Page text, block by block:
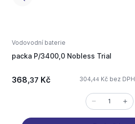
Vodovodní baterie
packa P/3400,0 Nobless Trial
368,37 Kč 304,44 Kč bez DPH